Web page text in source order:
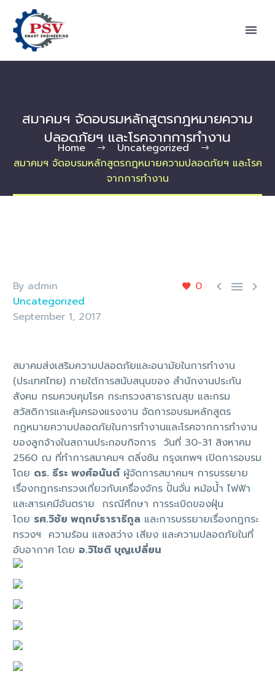
สมาคมฯ จัดอบรมหลักสูตรกฎหมายความ
ปลอดภัยฯ และโรคจากการทำงาน
Home
Uncategorized
สมาคมฯ จัดอบรมหลักสูตรกฎหมายความปลอดภัยฯ และโรค
จากการทำงาน
0   
By admin
Uncategorized
September 1, 2017
สมาคมส่งเสริมความปลอดภัยและอนามัยในการทำงาน
(ประเทศไทย) ภายใต้การสนับสนุนของ สำนักงานประกัน
สังคม กรมควบคุมโรค กระทรวงสาธารณสุข และกรม
สวัสดิการและคุ้มครองแรงงาน จัดการอบรมหลักสูตร
กฎหมายความปลอดภัยในการทำงานและโรคจากการทำงาน
ของลูกจ้างในสถานประกอบกิจการ วันที่ 30-31 สิงหาคม
2560 ณ ที่ทำการสมาคมฯ ตลิ่งชัน กรุงเทพฯ เปิดการอบรม
โดย ดร. ธีระ พงศ์อนันต์ผู้จัดการสมาคมฯ การบรรยาย
เรื่องกฎกระทรวงเกี่ยวกับเครื่องจักร ปั้นจั่น หม้อน้ำ ไฟฟ้า
และสารเคมีอันตราย กรณีศึกษา การระเบิดของฝุ่น
โดย รศ.วิชัย พฤกษ์ธาราธิกูล และการบรรยายเรื่องกฎกระ
ทรวงฯ ความร้อน แสงสว่าง เสียง และความปลอดภัยในที่
อับอากาศ โดย อ.วิโชติ บุญเปลี่ยน